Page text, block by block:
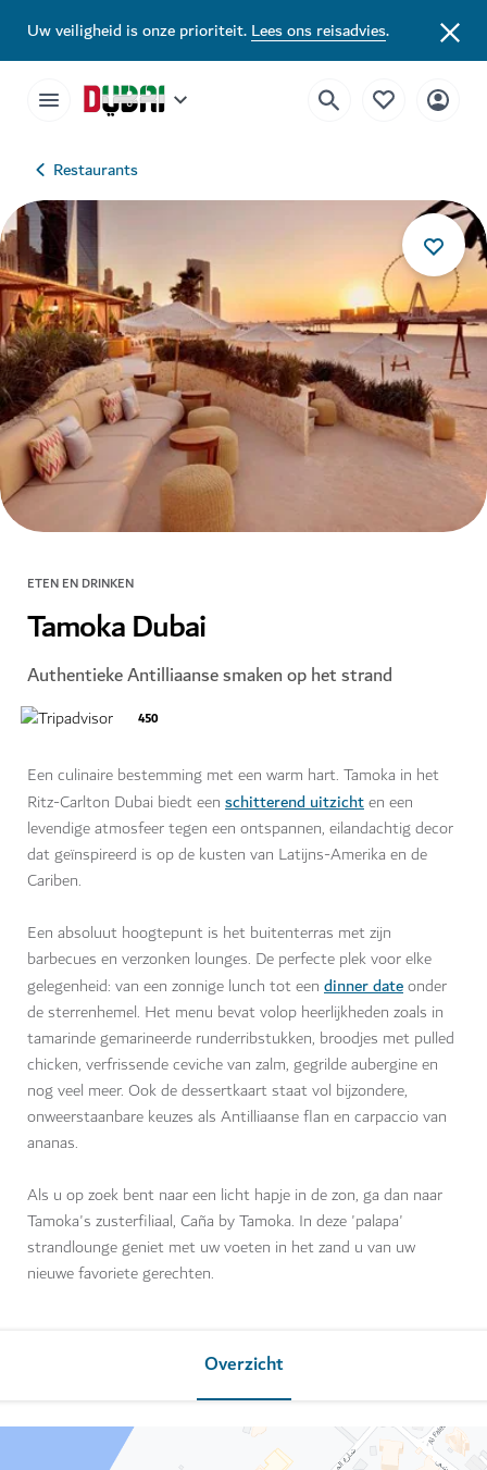
Uw veiligheid is onze prioriteit.Lees ons reisadvies.
Restaurants
ETEN EN DRINKEN
Tamoka Dubai
Authentieke Antilliaanse smaken op het strand
450
Een culinaire bestemming met een warm hart. Tamoka in het
Ritz-Carlton Dubai biedt een schitterend uitzichten een
levendige atmosfeer tegen een ontspannen, eilandachtig decor
dat geïnspireerd is op de kusten van Latijns-Amerika en de
Cariben.
Een absoluut hoogtepunt is het buitenterras met zijn
barbecues en verzonken lounges. De perfecte plek voor elke
gelegenheid: van een zonnige lunch tot een dinner dateonder
de sterrenhemel. Het menu bevat volop heerlijkheden zoals in
tamarinde gemarineerde runderribstukken, broodjes met pulled
chicken, verfrissende ceviche van zalm, gegrilde aubergine en
nog veel meer. Ook de dessertkaart staat vol bijzondere,
onweerstaanbare keuzes als Antilliaanse flan en carpaccio van
ananas.
Als u op zoek bent naar een licht hapje in de zon, ga dan naar
Tamoka's zusterfiliaal, Caña by Tamoka. In deze 'palapa'
strandlounge geniet met uw voeten in het zand u van uw
nieuwe favoriete gerechten.
Overzicht